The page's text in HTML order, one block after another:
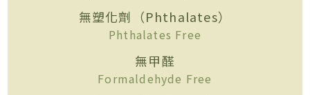
無塑化劑（Phthalates）
Phthalates Free
無甲醛
Formaldehyde Free